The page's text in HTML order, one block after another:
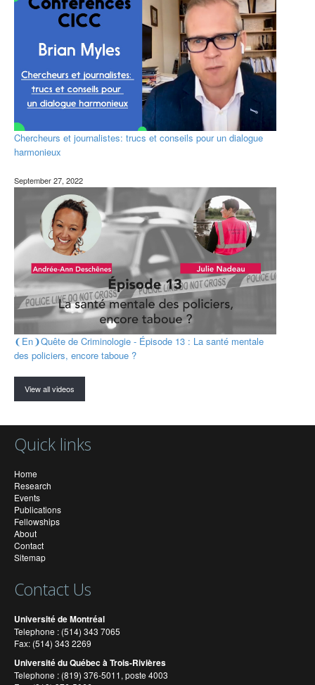
Chercheurs et journalistes: trucs et conseils pour un dialogue
harmonieux
September 27, 2022
❨En❩Quête de Criminologie - Épisode 13 : La santé mentale
des policiers, encore taboue ?
View all videos
Quick links
Home
Research
Events
Publications
Fellowships
About
Contact
Sitemap
Contact Us
Université de Montréal
Telephone : (514) 343 7065
Fax: (514) 343 2269
Université du Québec à Trois-Rivières
Telephone : (819) 376-5011, poste 4003